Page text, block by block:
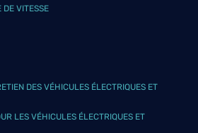
DE VITESSE
DES VÉHICULES ÉLECTRIQUES ET
LES VÉHICULES ÉLECTRIQUES ET